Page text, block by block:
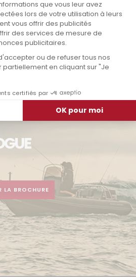
pole 2017-2020
(2016)
LA BROCHURE